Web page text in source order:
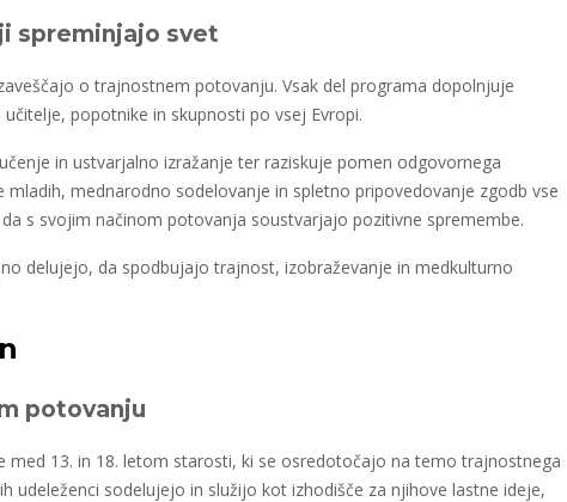
spreminjajo svet
o trajnostnem potovanju. Vsak del programa dopolnjuje
popotnike in skupnosti po vsej Evropi.
in ustvarjalno izražanje ter raziskuje pomen odgovornega
mednarodno sodelovanje in spletno pripovedovanje zgodb vse
s svojim načinom potovanja soustvarjajo pozitivne spremembe.
delujejo, da spodbujajo trajnost, izobraževanje in medkulturno
potovanju
med 13. in 18. letom starosti, ki se osredotočajo na temo trajnostnega
udeleženci sodelujejo in služijo kot izhodišče za njihove lastne ideje,